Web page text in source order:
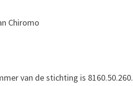
Chiromo
van de stichting is 8160.50.260.